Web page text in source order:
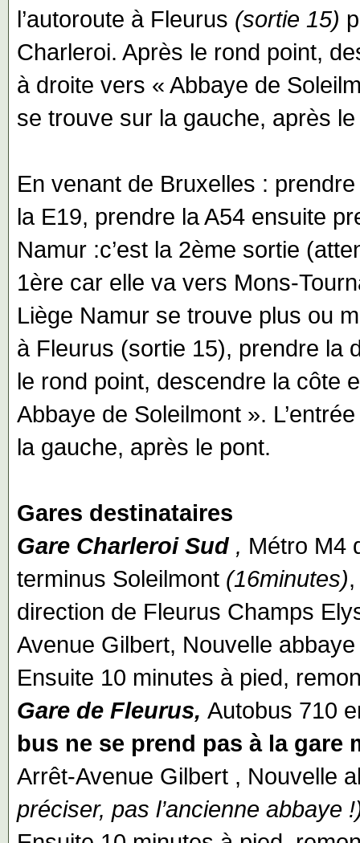
l’autoroute à Fleurus (sortie 15)
Charleroi. Après le rond point,
à droite vers « Abbaye de
se trouve sur la gauche, après
En venant de Bruxelles :
la E19, prendre la A54 ensuite
Namur :c’est la 2ème sortie
1ère car elle va vers Mons-
Liège Namur se trouve plus ou
à Fleurus (sortie 15), prendre la
le rond point, descendre la côte
Abbaye de Soleilmont ».
la gauche, après le pont.
Gares destinataires
Gare Charleroi Sud , Métro M4
terminus Soleilmont (16minutes)
direction de Fleurus Champs
Avenue Gilbert, Nouvelle
Ensuite 10 minutes à pied,
Gare de Fleurus, Autobus 710
bus ne se prend pas à la gare
Arrêt-Avenue Gilbert , Nouvelle
préciser, pas l’ancienne abbaye